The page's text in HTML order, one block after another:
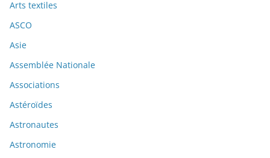
Arts textiles
ASCO
Asie
Assemblée Nationale
Associations
Astéroïdes
Astronautes
Astronomie